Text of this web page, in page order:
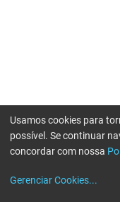
Usamos cookies para
possível. Se continuar
concordar com nossa
Gerenciar Cookies...
Erro ao enviar